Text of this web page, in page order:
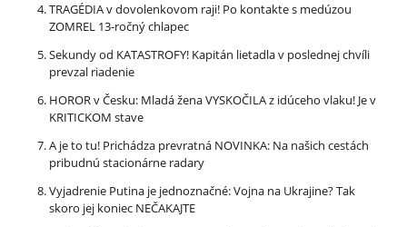
TRAGÉDIA v dovolenkovom raji! Po kontakte s medúzou
ZOMREL 13-ročný chlapec
Sekundy od KATASTROFY! Kapitán lietadla v poslednej chvíli
prevzal riadenie
HOROR v Česku: Mladá žena VYSKOČILA z idúceho vlaku! Je v
KRITICKOM stave
A je to tu! Prichádza prevratná NOVINKA: Na našich cestách
pribudnú stacionárne radary
Vyjadrenie Putina je jednoznačné: Vojna na Ukrajine? Tak
skoro jej koniec NEČAKAJTE